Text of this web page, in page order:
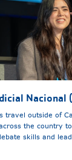
Nacional
travel outside of
the country
skills and